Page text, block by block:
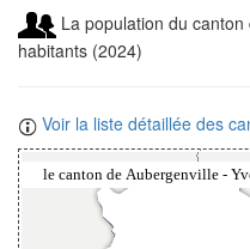
La population du
habitants (2024)
Voir la liste détaillée des